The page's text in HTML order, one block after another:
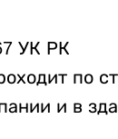
УК РК
по
и в